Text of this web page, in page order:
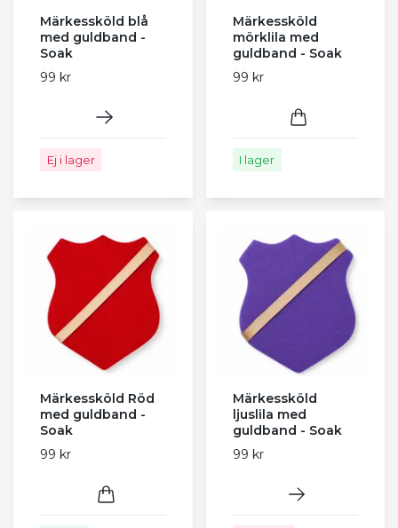
Märkessköld blå
med guldband -
Soak
99 kr
Ej i lager
Märkessköld
mörklila med
guldband - Soak
99 kr
I lager
Märkessköld Röd
med guldband -
Soak
99 kr
Märkessköld
ljuslila med
guldband - Soak
99 kr